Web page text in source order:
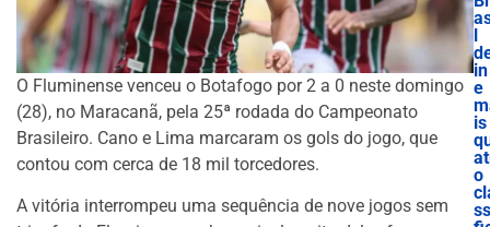
O Fluminense venceu o Botafogo por 2 a 0 neste domingo
(28), no Maracanã, pela 25ª rodada do Campeonato
Brasileiro. Cano e Lima marcaram os gols do jogo, que
contou com cerca de 18 mil torcedores.
A vitória interrompeu uma sequência de nove jogos sem
in
e
is
o